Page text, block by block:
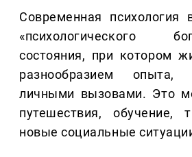
Современная психология
«психологического
состояния, при котором
разнообразием
личными вызовами. Это
путешествия, обучение,
новые социальные